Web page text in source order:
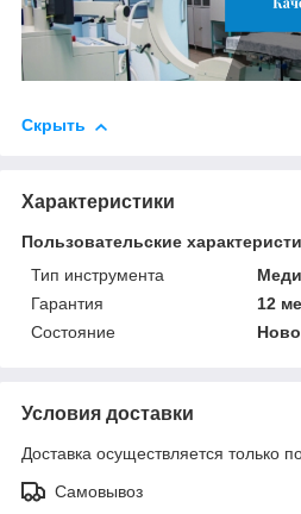
Скрыть
Характеристики
Пользовательские
Тип инструмента
Гарантия
12
Состояние
Условия доставки
Доставка осуществляется только
Самовывоз